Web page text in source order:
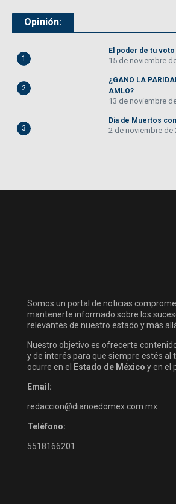
Opinión:
1
El poder de tu voto
15 de noviembre
2
¿GANO LA
AMLO?
13 de noviembre
3
Día de Muertos
2 de noviembre de
Somos un portal de noticias
mantenerte informado sobre los
relevantes de nuestro estado y más
Nuestro objetivo es ofrecerte
y de interés para que siempre estés al
ocurre en el
Estado de México y en el
Email:
redaccion@diarioedomex.com.mx
Teléfono:
5518166201